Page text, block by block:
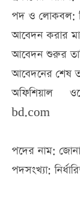
পদ ও লোকবল:
আবেদন করার
আবেদন শুরুর
আবেদনের শেষ
অফিশিয়াল
bd.com
পদের নাম:
পদসংখ্যা: